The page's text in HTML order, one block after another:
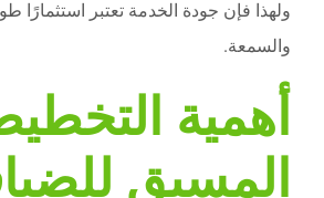
ولهذا فإن جودة الخدمة تعتبر استثمارًا
والسمعة.
أهمية
المسبق